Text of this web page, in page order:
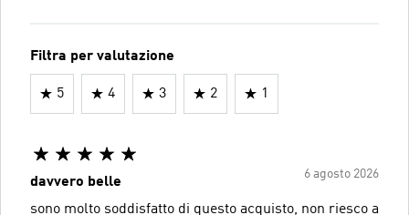
Filtra per valutazione
5 4 3 2 1
6 agosto 2026
davvero belle
sono molto soddisfatto di questo acquisto, non riesco a